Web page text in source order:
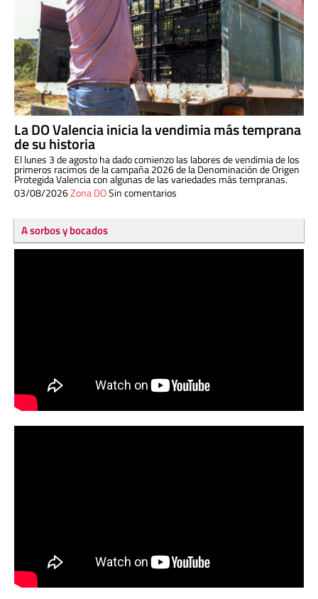
La DO Valencia inicia la vendimia más temprana
de su historia
El lunes 3 de agosto ha dado comienzo las labores de vendimia de los
primeros racimos de la campaña 2026 de la Denominación de Origen
Protegida Valencia con algunas de las variedades más tempranas.
03/08/2026Zona DOSin comentarios
A sorbos y bocados